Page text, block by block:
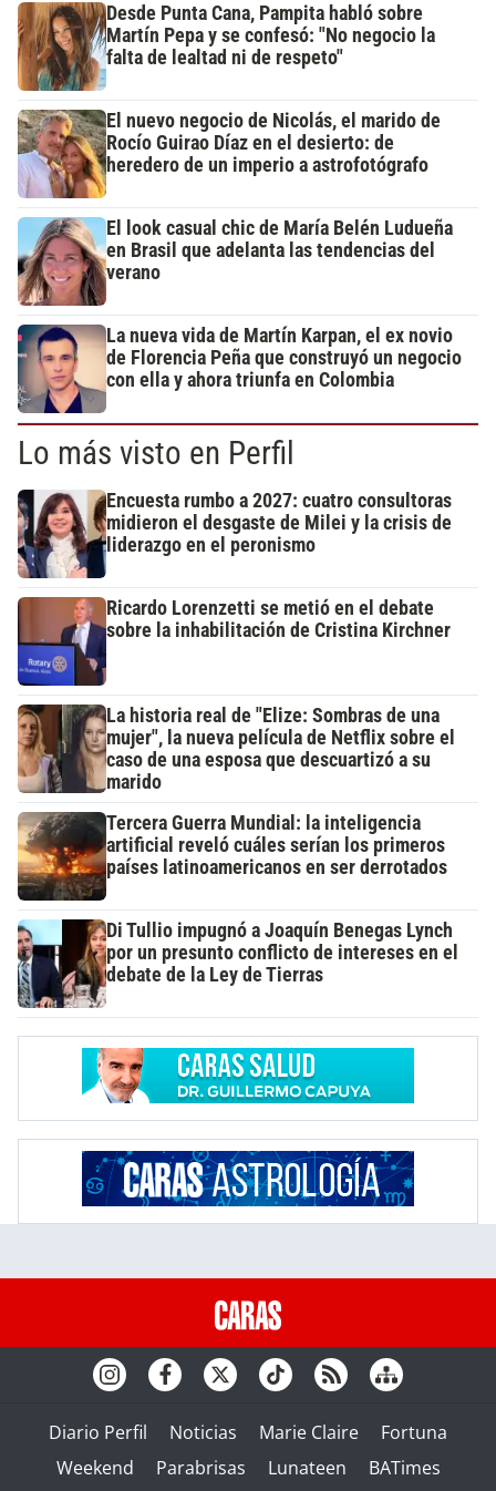
Desde Punta Cana, Pampita habló sobre
Martín Pepa y se confesó: "No negocio la
falta de lealtad ni de respeto"
El nuevo negocio de Nicolás, el marido de
Rocío Guirao Díaz en el desierto: de
heredero de un imperio a astrofotógrafo
El look casual chic de María Belén Ludueña
en Brasil que adelanta las tendencias del
verano
La nueva vida de Martín Karpan, el ex novio
de Florencia Peña que construyó un negocio
con ella y ahora triunfa en Colombia
Lo más visto en Perfil
Encuesta rumbo a 2027: cuatro consultoras
midieron el desgaste de Milei y la crisis de
liderazgo en el peronismo
Ricardo Lorenzetti se metió en el debate
sobre la inhabilitación de Cristina Kirchner
La historia real de "Elize: Sombras de una
mujer", la nueva película de Netflix sobre el
caso de una esposa que descuartizó a su
marido
Tercera Guerra Mundial: la inteligencia
artificial reveló cuáles serían los primeros
países latinoamericanos en ser derrotados
Di Tullio impugnó a Joaquín Benegas Lynch
por un presunto conflicto de intereses en el
debate de la Ley de Tierras
Diario Perfil Noticias Marie Claire
Fortuna
Weekend
Parabrisas Lunateen BATimes